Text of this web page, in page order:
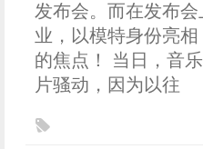
发布会。而在发布
业，以模特身份亮
的焦点！ 当日，音
片骚动，因为以往